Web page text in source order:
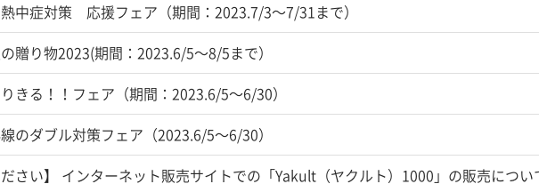
中症対策 応援フェア（期間：2023.7/3～7/31まで）
贈り物2023(期間：2023.6/5～8/5まで）
きる！！フェア（期間：2023.6/5～6/30）
のダブル対策フェア（2023.6/5～6/30）
ださい】 インターネット販売サイトでの「Yakult（ヤクルト）1000」の販売につい